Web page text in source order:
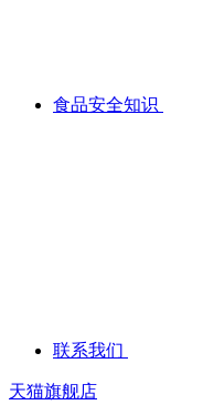
食品安全知识
联系我们
天猫旗舰店